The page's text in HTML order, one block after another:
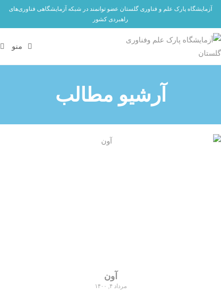
آزمایشگاه پارک علم و فناوری گلستان عضو توانمند در شبکه آزمایشگاهی فناوری‌های
راهبردی کشور
منو
آرشیو مطالب
آون
مرداد ۴, ۱۴۰۰